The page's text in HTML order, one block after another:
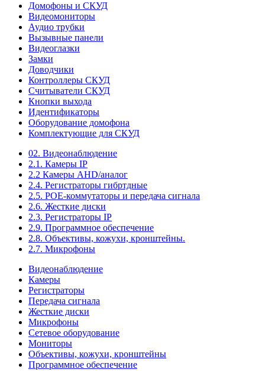
Домофоны и СКУД
Видеомониторы
Аудио трубки
Вызывные панели
Видеоглазки
Замки
Доводчики
Контроллеры СКУД
Считыватели СКУД
Кнопки выхода
Идентификаторы
Оборудование домофона
Комплектующие для СКУД
02. Видеонаблюдение
2.1. Камеры IP
2.2 Камеры AHD/аналог
2.4. Регистраторы гибртдные
2.5. РОЕ-коммутаторы и передача сигнала
2.6. Жесткие диски
2.3. Регистраторы IP
2.9. Программное обеспечение
2.8. Объективы, кожухи, кронштейны.
2.7. Микрофоны
Видеонаблюдение
Камеры
Регистраторы
Передача сигнала
Жесткие диски
Микрофоны
Сетевое оборудование
Мониторы
Объективы, кожухи, кронштейны
Программное обеспечение